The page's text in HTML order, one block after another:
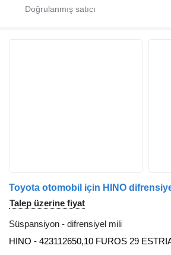
Toyota otomobil için HINO
Talep üzerine fiyat
Süspansiyon - difrensiyel mili
HINO - 423112650,10 FUROS 29